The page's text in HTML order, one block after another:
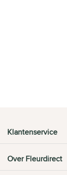
Klantenservice
Over Fleurdirect